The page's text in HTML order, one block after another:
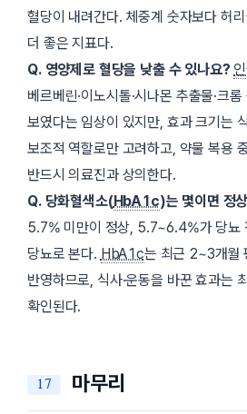
혈당이 내려간다. 체중계 숫자보다 허
더 좋은 지표다.
Q. 영양제로 혈당을 낮출 수 있나요?
베르베린·이노시톨·시나몬 추출물·크
보였다는 임상이 있지만, 효과 크기는
보조적 역할로만 고려하고, 약물 복용
반드시 의료진과 상의한다.
Q. 당화혈색소(HbA1c)는 몇이면 정
5.7% 미만이 정상, 5.7~6.4%가 당뇨
당뇨로 본다. HbA1c는 최근 2~3개월
반영하므로, 식사·운동을 바꾼 효과는
확인된다.
마무리